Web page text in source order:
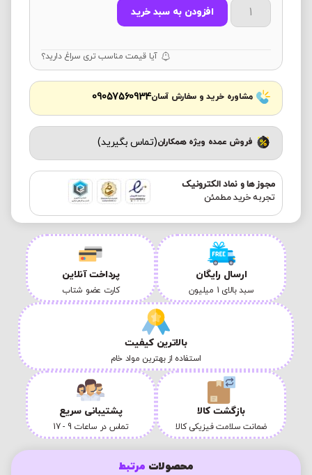
افزودن به سبد خرید
آیا قیمت مناسب تری سراغ دارید؟
مشاوره خرید و سفارش آسان09057560934
فروش عمده ویژه همکاران(تماس بگیرید)
مجوز ها و نماد الکترونیک
تجربه خرید مطمئن
ارسال رایگان
سبد بالای 1 میلیون
پرداخت آنلاین
کارت عضو شتاب
بالاترین کیفیت
استفاده از بهترین مواد خام
بازگشت کالا
ضمانت سلامت فیزیکی کالا
پشتیبانی سریع
تماس در ساعات 9 - 17
محصولات مرتبط